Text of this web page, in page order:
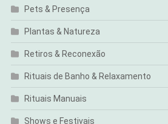
Pets & Presença
Plantas & Natureza
Retiros & Reconexão
Rituais de Banho & Relaxamento
Rituais Manuais
Shows e Festivais